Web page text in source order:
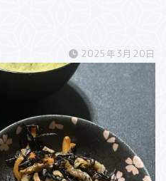
2025年3月20日